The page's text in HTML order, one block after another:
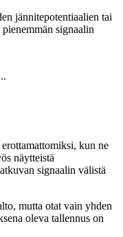
jännitepotentiaalien tai
signaalin
kun ne
näytteistä
signaalin välistä
mutta otat vain yhden
oleva tallennus on